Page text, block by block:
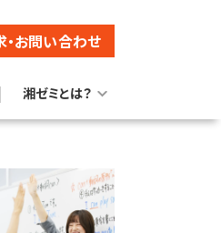
・お問い合わせ
湘ゼミとは？